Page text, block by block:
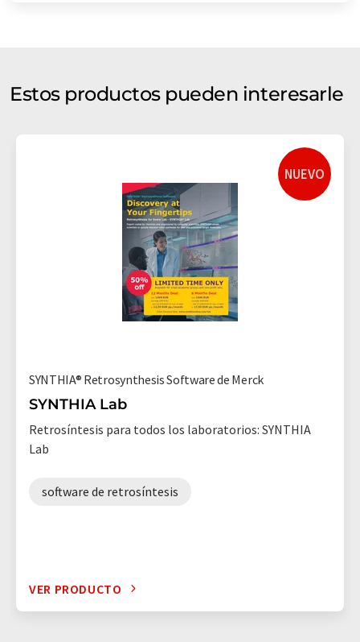
Estos productos pueden interesarle
NUEVO
SYNTHIA® Retrosynthesis Software de Merck
SYNTHIA Lab
Retrosíntesis para todos los laboratorios: SYNTHIA
Lab
software de retrosíntesis
VER PRODUCTO